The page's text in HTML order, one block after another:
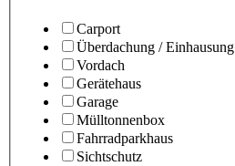
Carport
Überdachung / Einhausung
Vordach
Gerätehaus
Garage
Mülltonnenbox
Fahrradparkhaus
Sichtschutz